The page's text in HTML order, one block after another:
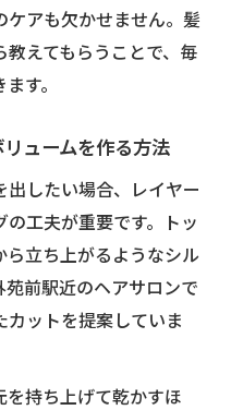
アも欠かせません。髪
えてもらうことで、毎
す。
ュームを作る方法
したい場合、レイヤー
工夫が重要です。トッ
ら立ち上がるようなシル
前駅近のヘアサロンで
ットを提案していま
持ち上げて乾かすほ